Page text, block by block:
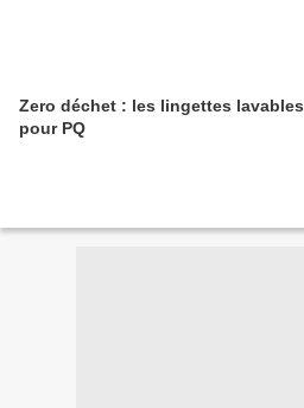
Zero déchet : les lingettes lavables
pour PQ